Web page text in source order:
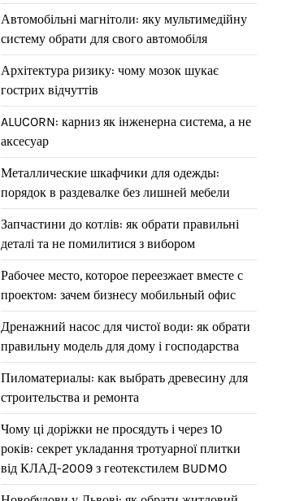
Автомобільні магнітоли: яку мультимедійну
систему обрати для свого автомобіля
Архітектура ризику: чому мозок шукає
гострих відчуттів
ALUCORN: карниз як інженерна система, а не
аксесуар
Металлические шкафчики для одежды:
порядок в раздевалке без лишней мебели
Запчастини до котлів: як обрати правильні
деталі та не помилитися з вибором
Рабочее место, которое переезжает вместе с
проектом: зачем бизнесу мобильный офис
Дренажний насос для чистої води: як обрати
правильну модель для дому і господарства
Пиломатериалы: как выбрать древесину для
строительства и ремонта
Чому ці доріжки не просядуть і через 10
років: секрет укладання тротуарної плитки
від КЛАД-2009 з геотекстилем BUDMO